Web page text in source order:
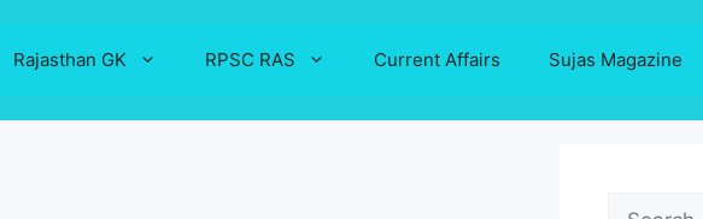
Rajasthan GK RPSC RAS Current Affairs Sujas Magazine
Search